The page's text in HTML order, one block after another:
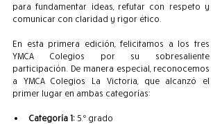
para fundamentar ideas, refutar con respeto y
comunicar con claridad y rigor ético.
En esta primera edición, felicitamos a los tres
YMCA Colegios por su sobresaliente
participación. De manera especial, reconocemos
a YMCA Colegios La Victoria, que alcanzó el
primer lugar en ambas categorías:
Categoría 1: 5.º grado